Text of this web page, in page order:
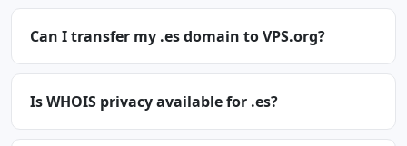
Can I transfer my .es domain to VPS.org?
Is WHOIS privacy available for .es?